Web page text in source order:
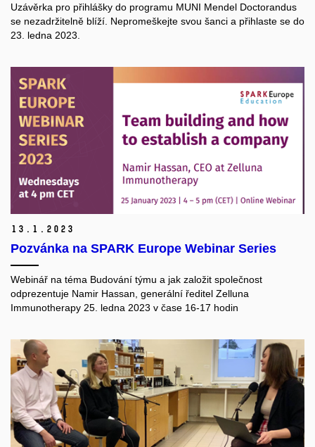
Uzávěrka pro přihlášky do programu MUNI Mendel Doctorandus
se nezadržitelně blíží. Nepromeškejte svou šanci a přihlaste se do
23. ledna 2023.
13. 1. 2023
Pozvánka na SPARK Europe Webinar Series
Webinář na téma Budování týmu a jak založit společnost
odprezentuje Namir Hassan, generální ředitel Zelluna
Immunotherapy 25. ledna 2023 v čase 16-17 hodin